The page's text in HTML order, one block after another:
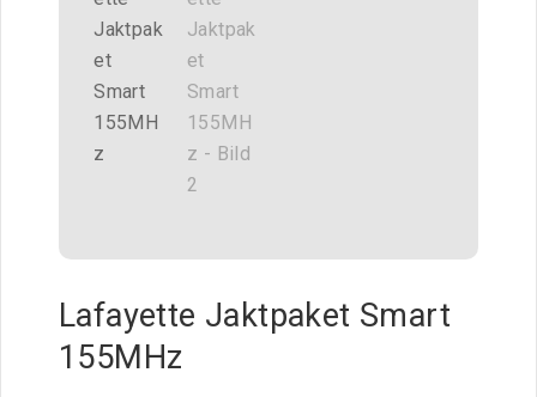
Lafayette Jaktpaket Smart
155MHz